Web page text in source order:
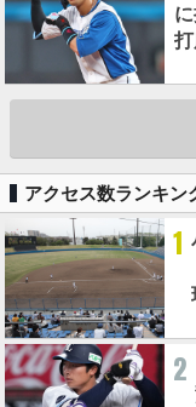
アクセス数ランキン
1
2